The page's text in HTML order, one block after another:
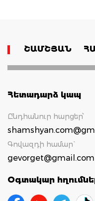
ՇԱՄՇՅԱՆ
Հետադարձ կապ
Ընդհանուր հարցեր՝
Գովազդի համար`
gevorget@gmail.com
Օգտակար